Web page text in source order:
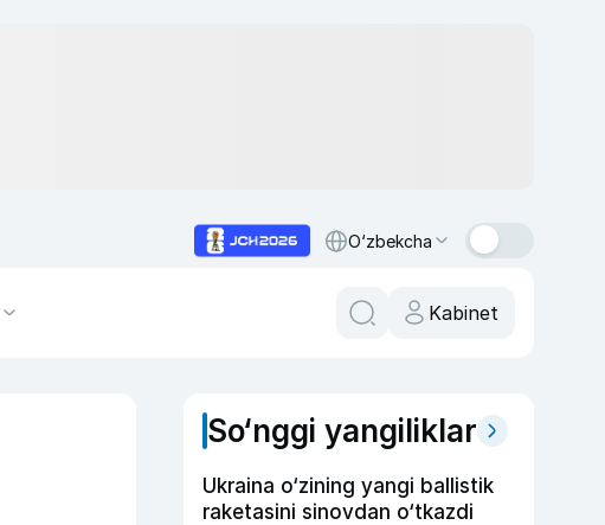
O‘zbekcha
Kabinet
So‘nggi yangiliklar
Ukraina o‘zining yangi ballistik
raketasini sinovdan o‘tkazdi